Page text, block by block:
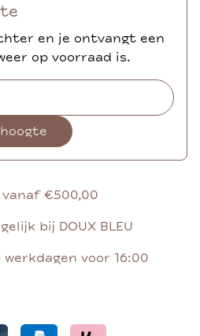
en je ontvangt een
op voorraad is.
€500,00
bij DOUX BLEU
voor 16:00